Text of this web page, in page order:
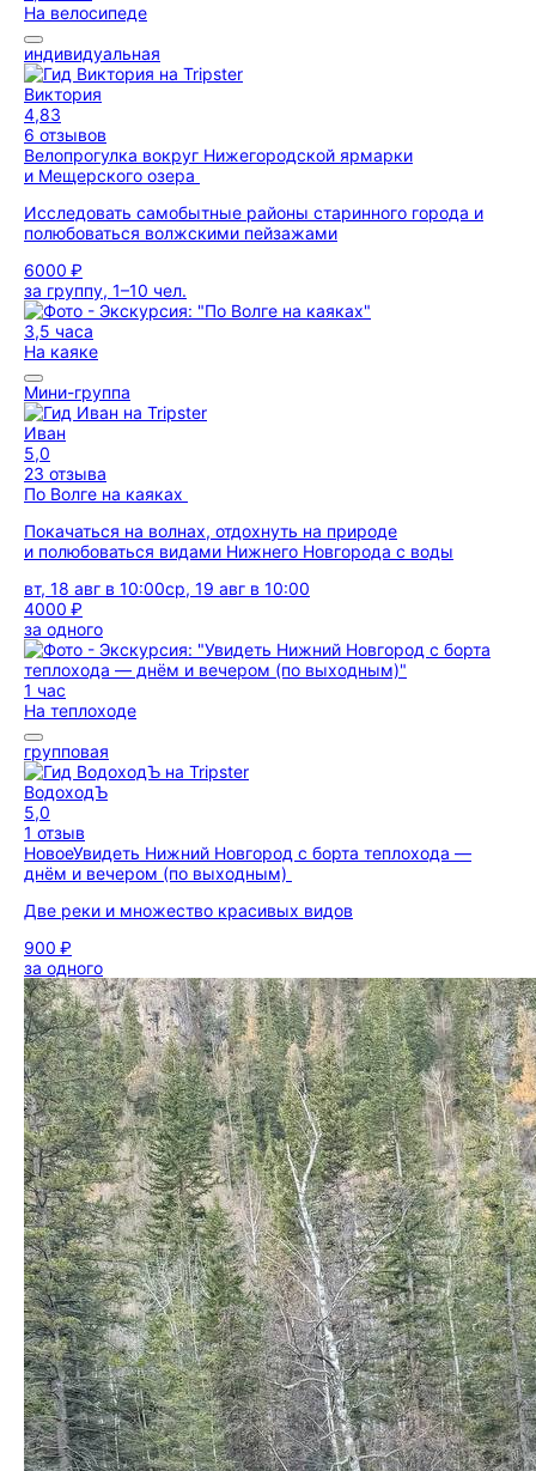
На велосипеде
индивидуальная
Виктория
4,83
6 отзывов
Велопрогулка вокруг Нижегородской ярмарки
и Мещерского озера
Исследовать самобытные районы старинного города и
полюбоваться волжскими пейзажами
6000 ₽
за группу, 1–10 чел.
3,5 часа
На каяке
Мини-группа
Иван
5,0
23 отзыва
По Волге на каяках
Покачаться на волнах, отдохнуть на природе
и полюбоваться видами Нижнего Новгорода с воды
вт, 18 авг в 10:00ср, 19 авг в 10:00
4000 ₽
за одного
1 час
На теплоходе
групповая
ВодоходЪ
5,0
1 отзыв
НовоеУвидеть Нижний Новгород с борта теплохода —
днём и вечером (по выходным)
Две реки и множество красивых видов
900 ₽
за одного